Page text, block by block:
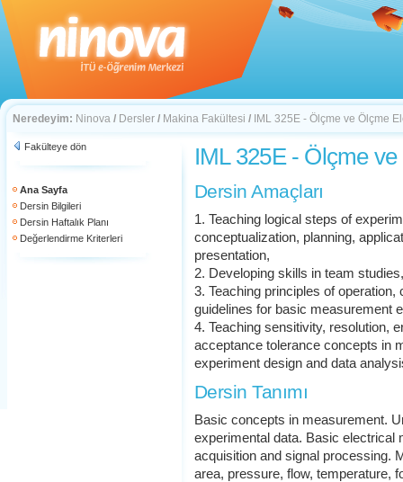
Neredeyim: Ninova / Dersler / Makina Fakültesi / IML 325E - Ölçme ve Ölçme
Fakülteye dön
Ana Sayfa
Dersin Bilgileri
Dersin Haftalık Planı
Değerlendirme Kriterleri
IML 325E - Ölçme
Dersin Amaçları
1. Teaching logical steps of
conceptualization, planning,
presentation,
2. Developing skills in team studies,
3. Teaching principles of
guidelines for basic measurement
4. Teaching sensitivity, resolution,
acceptance tolerance concepts in
experiment design and data
Dersin Tanımı
Basic concepts in measurement.
experimental data. Basic electrical
acquisition and signal processing.
area, pressure, flow, temperature,